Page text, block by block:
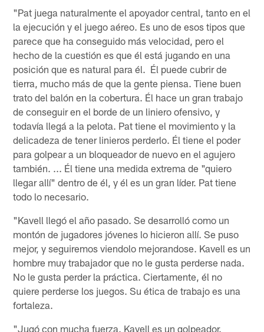
"Pat juega naturalmente el apoyador central, tanto en el
la ejecución y el juego aéreo. Es uno de esos tipos que
parece que ha conseguido más velocidad, pero el
hecho de la cuestión es que él está jugando en una
posición que es natural para él. Él puede cubrir de
tierra, mucho más de que la gente piensa. Tiene buen
trato del balón en la cobertura. Él hace un gran trabajo
de conseguir en el borde de un liniero ofensivo, y
todavía llegá a la pelota. Pat tiene el movimiento y la
delicadeza de tener linieros perderlo. Él tiene el poder
para golpear a un bloqueador de nuevo en el agujero
también. ... Él tiene una medida extrema de "quiero
llegar allí" dentro de él, y él es un gran líder. Pat tiene
todo lo necesario.
"Kavell llegó el año pasado. Se desarrolló como un
montón de jugadores jóvenes lo hicieron allí. Se puso
mejor, y seguiremos viendolo mejorandose. Kavell es un
hombre muy trabajador que no le gusta perderse nada.
No le gusta perder la práctica. Ciertamente, él no
quiere perderse los juegos. Su ética de trabajo es una
fortaleza.
"Jugó con mucha fuerza. Kavell es un golpeador.